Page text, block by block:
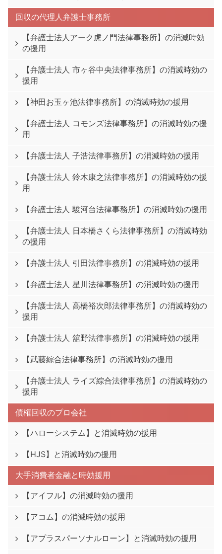
回収の代理人弁護士事務所
【弁護士法人アーク虎ノ門法律事務所】の消滅時効
の援用
【弁護士法人 市ヶ谷中央法律事務所】の消滅時効の
援用
【神田お玉ヶ池法律事務所】の消滅時効の援用
【弁護士法人 コモンズ法律事務所】の消滅時効の援
用
【弁護士法人 子浩法律事務所】の消滅時効の援用
【弁護士法人 鈴木康之法律事務所】の消滅時効の援
用
【弁護士法人 駿河台法律事務所】の消滅時効の援用
【弁護士法人 日本橋さくら法律事務所】の消滅時効
の援用
【弁護士法人 引田法律事務所】の消滅時効の援用
【弁護士法人 星川法律事務所】の消滅時効の援用
【弁護士法人 高橋裕次郎法律事務所】の消滅時効の
援用
【弁護士法人 舘野法律事務所】の消滅時効の援用
【武藤綜合法律事務所】の消滅時効の援用
【弁護士法人 ライズ綜合法律事務所】の消滅時効の
援用
債権回収のプロ会社
【ハローシステム】と消滅時効の援用
【HJS】と消滅時効の援用
大手消費者金融と時効援用
【アイフル】の消滅時効の援用
【アコム】の消滅時効の援用
【アプラスパーソナルローン】と消滅時効の援用